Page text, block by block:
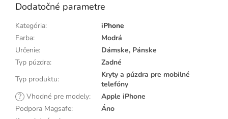
Dodatočné parametre
Kategória:
iPhone
Farba:
Modrá
Určenie:
Dámske, Pánske
Typ púzdra:
Zadné
Typ produktu:
Kryty a púzdra pre mobilné
telefóny
? Vhodné pre modely:
Apple iPhone
Podpora Magsafe:
Áno